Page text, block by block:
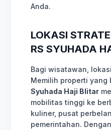
Anda.
LOKASI
RS SYUHADA
Bagi wisatawan,
Memilih properti yang
Syuhada Haji Blitar
mobilitas tinggi ke
kuliner, pusat
pemerintahan.